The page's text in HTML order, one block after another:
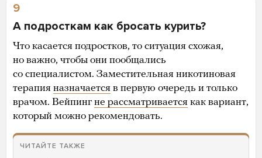
9
А подросткам как бросать курить?
Что касается подростков, то ситуация схожая,
но важно, чтобы они пообщались
со специалистом. Заместительная никотиновая
терапия назначается в первую очередь и только
врачом. Вейпингне рассматривается как вариант,
который можно рекомендовать.
ЧИТАЙТЕ ТАКЖЕ